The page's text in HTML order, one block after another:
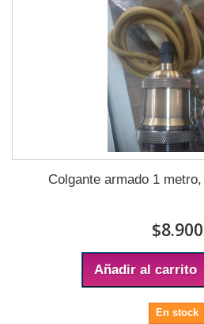
Colgante armado 1
$8.900
Añadir al carrito
En stock